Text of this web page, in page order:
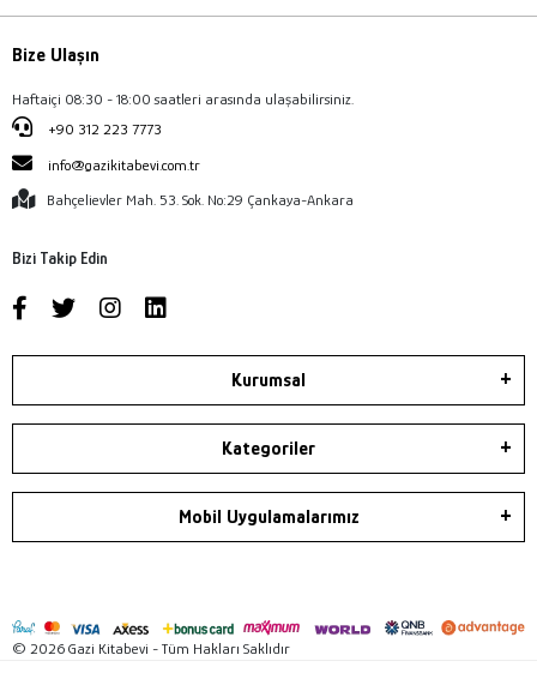
Bize Ulaşın
Haftaiçi 08:30 - 18:00 saatleri arasında ulaşabilirsiniz.
+90 312 223 7773
info@gazikitabevi.com.tr
Bahçelievler Mah. 53. Sok. No:29 Çankaya-Ankara
Bizi Takip Edin
Kurumsal
Kategoriler
Mobil Uygulamalarımız
© 2026 Gazi Kitabevi - Tüm Hakları Saklıdır